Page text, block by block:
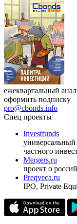
ежеквартальный
оформить подписку
pro@cbonds.info
Спец проекты
Investfunds
частного
Mergers.ru
проект о
Preqveca.ru
IPO, Private